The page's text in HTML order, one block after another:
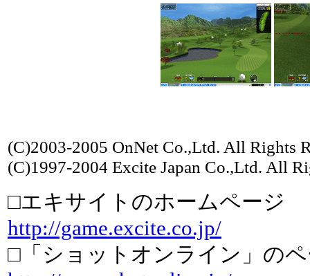
(C)2003-2005 OnNet Co.,Ltd. All Rights
(C)1997-2004 Excite Japan Co.,Ltd. All
□エキサイトのホームページ
http://game.excite.co.jp/
□「ショットオンライン」の